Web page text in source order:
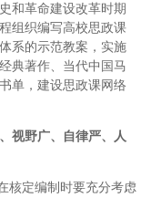
和革命建设改革时期
组织编写高校思政课
系的示范教案，实施
典著作、当代中国马
单，建设思政课网络
视野广、自律严、人
核定编制时要充分考虑